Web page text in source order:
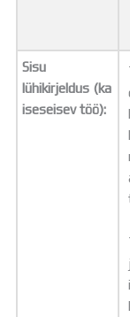
Sisu
lühikirjeldus (ka
iseseisev töö):